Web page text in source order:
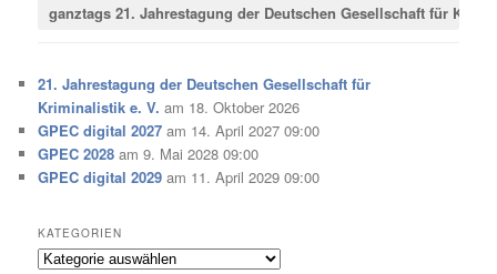
ganztags21. Jahrestagung der Deutschen Gesellschaft für
21. Jahrestagung der Deutschen Gesellschaft für
Kriminalistik e. V. am 18. Oktober 2026
GPEC digital 2027 am 14. April 2027 09:00
GPEC 2028 am 9. Mai 2028 09:00
GPEC digital 2029 am 11. April 2029 09:00
KATEGORIEN
Kategorien